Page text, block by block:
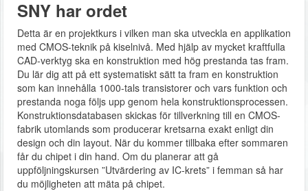
SNY har ordet
Detta är en projektkurs i vilken man ska utveckla en applikation
med CMOS-teknik på kiselnivå. Med hjälp av mycket kraftfulla
CAD-verktyg ska en konstruktion med hög prestanda tas fram.
Du lär dig att på ett systematiskt sätt ta fram en konstruktion
som kan innehålla 1000-tals transistorer och vars funktion och
prestanda noga följs upp genom hela konstruktionsprocessen.
Konstruktionsdatabasen skickas för tillverkning till en CMOS-
fabrik utomlands som producerar kretsarna exakt enligt din
design och din layout. När du kommer tillbaka efter sommaren
får du chipet i din hand. Om du planerar att gå
uppföljningskursen ”Utvärdering av IC-krets” i femman så har
du möjligheten att mäta på chipet.